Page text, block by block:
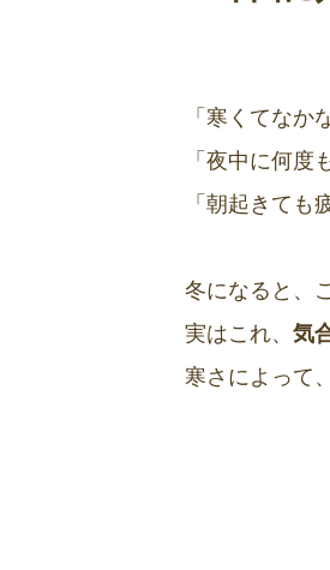
「寒くてなか
「夜中に何度
「朝起きても
冬になると、
実はこれ、 気
寒さによって